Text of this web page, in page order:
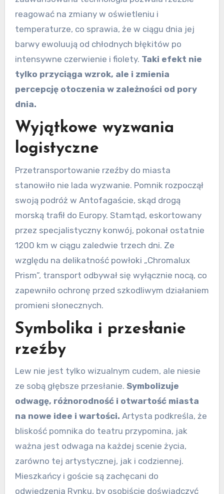
reagować na zmiany w oświetleniu i
temperaturze, co sprawia, że w ciągu dnia jej
barwy ewoluują od chłodnych błękitów po
intensywne czerwienie i fiolety. Taki efekt nie
tylko przyciąga wzrok, ale i zmienia
percepcję otoczenia w zależności od pory
dnia.
Wyjątkowe wyzwania
logistyczne
Przetransportowanie rzeźby do miasta
stanowiło nie lada wyzwanie. Pomnik rozpoczął
swoją podróż w Antofagaście, skąd drogą
morską trafił do Europy. Stamtąd, eskortowany
przez specjalistyczny konwój, pokonał ostatnie
1200 km w ciągu zaledwie trzech dni. Ze
względu na delikatność powłoki „Chromalux
Prism”, transport odbywał się wyłącznie nocą, co
zapewniło ochronę przed szkodliwym działaniem
promieni słonecznych.
Symbolika i przesłanie
rzeźby
Lew nie jest tylko wizualnym cudem, ale niesie
ze sobą głębsze przesłanie. Symbolizuje
odwagę, różnorodność i otwartość miasta
na nowe idee i wartości. Artysta podkreśla, że
bliskość pomnika do teatru przypomina, jak
ważna jest odwaga na każdej scenie życia,
zarówno tej artystycznej, jak i codziennej.
Mieszkańcy i goście są zachęcani do
odwiedzenia Rynku, by osobiście doświadczyć